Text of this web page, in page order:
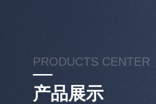
PRODUCTS CENTER
产品展示